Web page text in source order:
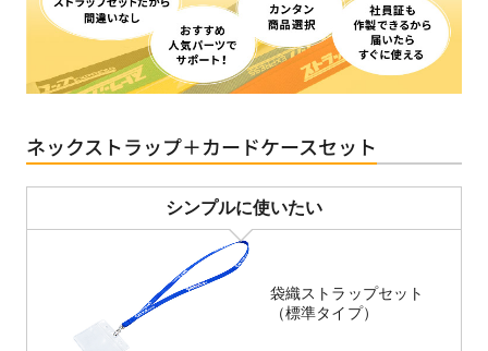
ネックストラップ＋カードケースセット
シンプルに使いたい
袋織ストラップセット
（標準タイプ）